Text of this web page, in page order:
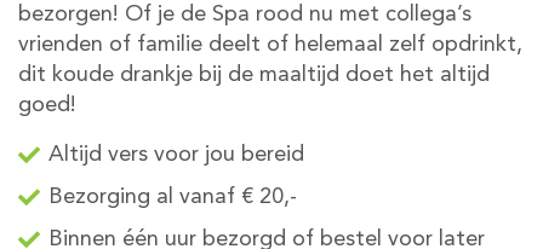
bezorgen! Of je de Spa rood nu met collega’s
vrienden of familie deelt of helemaal zelf opdrinkt,
dit koude drankje bij de maaltijd doet het altijd
goed!
Altijd vers voor jou bereid
Bezorging al vanaf € 20,-
Binnen één uur bezorgd of bestel voor later